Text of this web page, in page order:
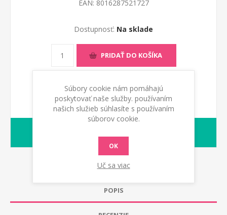
EAN: 8016287521727
Dostupnosť: Na sklade
PRIDAŤ DO KOŠÍKA
POPIS
Súbory cookie nám pomáhajú
poskytovať naše služby. používaním
našich služieb súhlasíte s používaním
súborov cookie.
OK
Uč sa viac